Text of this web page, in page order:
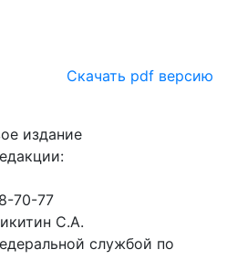
Скачать pdf версию
издание
70-77
С.А.
службой по